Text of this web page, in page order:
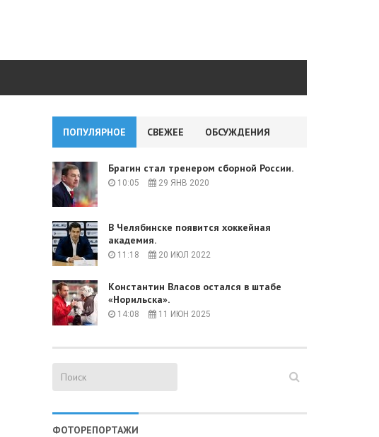
ПОПУЛЯРНОЕ СВЕЖЕЕ ОБСУЖДЕНИЯ
Брагин стал тренером сборной России.
10:05 29 ЯНВ 2020
В Челябинске появится хоккейная
академия.
11:18 20 ИЮЛ 2022
Константин Власов остался в штабе
«Норильска».
14:08 11 ИЮН 2025
ФОТОРЕПОРТАЖИ